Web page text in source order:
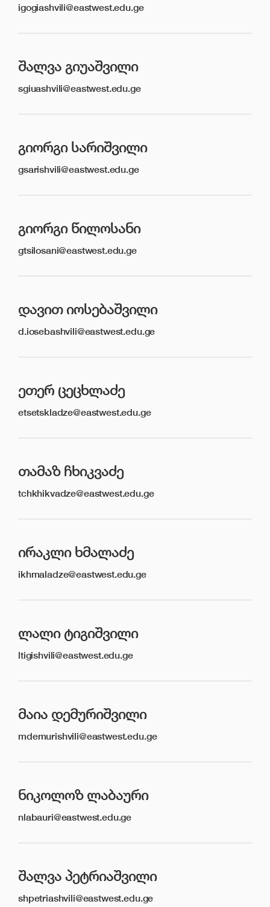
igogiashvili@eastwest.edu.ge
ᲨᲐᲚᲕᲐ ᲒᲘᲣᲐᲨᲕᲘᲚᲘ
sgiuashvili@eastwest.edu.ge
ᲒᲘᲝᲠᲒᲘ ᲡᲐᲠᲘᲨᲕᲘᲚᲘ
gsarishvili@eastwest.edu.ge
ᲒᲘᲝᲠᲒᲘ ᲬᲘᲚᲝᲡᲐᲜᲘ
gtsilosani@eastwest.edu.ge
ᲓᲐᲕᲘᲗ ᲘᲝᲡᲔᲑᲐᲨᲕᲘᲚᲘ
d.iosebashvili@eastwest.edu.ge
ᲔᲗᲔᲠ ᲪᲔᲪᲮᲚᲐᲫᲔ
etsetskladze@eastwest.edu.ge
ᲗᲐᲛᲐᲖ ᲩᲮᲘᲙᲕᲐᲫᲔ
tchkhikvadze@eastwest.edu.ge
ᲘᲠᲐᲙᲚᲘ ᲮᲛᲐᲚᲐᲫᲔ
ikhmaladze@eastwest.edu.ge
ᲚᲐᲚᲘ ᲢᲘᲒᲘᲨᲕᲘᲚᲘ
ltigishvili@eastwest.edu.ge
ᲛᲐᲘᲐ ᲓᲔᲛᲣᲠᲘᲨᲕᲘᲚᲘ
mdemurishvili@eastwest.edu.ge
ᲜᲘᲙᲝᲚᲝᲖ ᲚᲐᲑᲐᲣᲠᲘ
nlabauri@eastwest.edu.ge
ᲨᲐᲚᲕᲐ ᲞᲔᲢᲠᲘᲐᲨᲕᲘᲚᲘ
shpetriashvili@eastwest.edu.ge